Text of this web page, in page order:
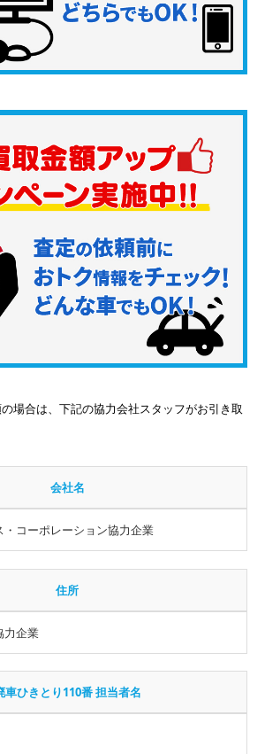
場合は、下記の協力会社スタッフがお引き取
会社名
コーポレーション協力企業
住所
力企業
車ひきとり110番 担当者名